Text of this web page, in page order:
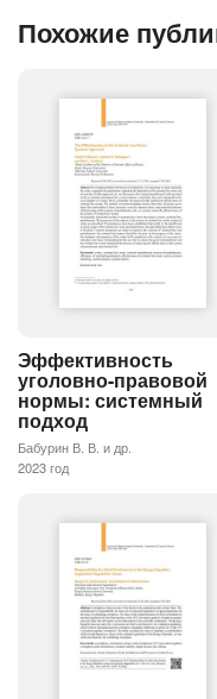
Похожие
Эффективность
уголовно-правовой
нормы: системный
подход
Бабурин В. В. и др.
2023 год